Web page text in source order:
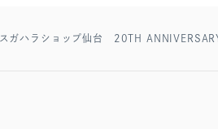
スガハラショップ仙台 20TH